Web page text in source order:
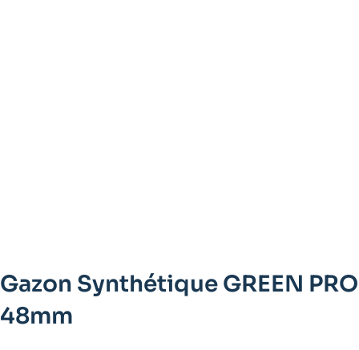
Gazon Synthétique GREEN PRO
48mm